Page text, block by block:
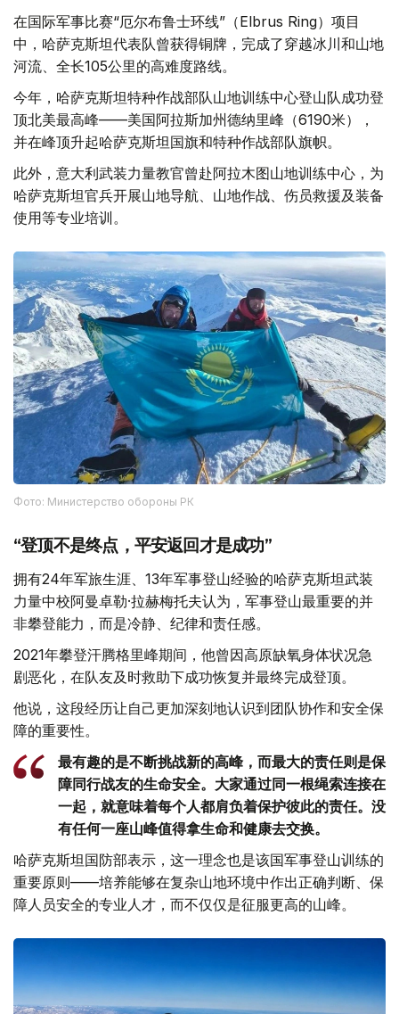
在国际军事比赛“厄尔布鲁士环线”（Elbrus Ring）项目
中，哈萨克斯坦代表队曾获得铜牌，完成了穿越冰川和山地
河流、全长105公里的高难度路线。
今年，哈萨克斯坦特种作战部队山地训练中心登山队成功登
顶北美最高峰——美国阿拉斯加州德纳里峰（6190米），
并在峰顶升起哈萨克斯坦国旗和特种作战部队旗帜。
此外，意大利武装力量教官曾赴阿拉木图山地训练中心，为
哈萨克斯坦官兵开展山地导航、山地作战、伤员救援及装备
使用等专业培训。
Фото: Министерство обороны РК
“登顶不是终点，平安返回才是成功”
拥有24年军旅生涯、13年军事登山经验的哈萨克斯坦武装
力量中校阿曼卓勒·拉赫梅托夫认为，军事登山最重要的并
非攀登能力，而是冷静、纪律和责任感。
2021年攀登汗腾格里峰期间，他曾因高原缺氧身体状况急
剧恶化，在队友及时救助下成功恢复并最终完成登顶。
他说，这段经历让自己更加深刻地认识到团队协作和安全保
障的重要性。
最有趣的是不断挑战新的高峰，而最大的责任则是保
障同行战友的生命安全。大家通过同一根绳索连接在
一起，就意味着每个人都肩负着保护彼此的责任。没
有任何一座山峰值得拿生命和健康去交换。
哈萨克斯坦国防部表示，这一理念也是该国军事登山训练的
重要原则——培养能够在复杂山地环境中作出正确判断、保
障人员安全的专业人才，而不仅仅是征服更高的山峰。